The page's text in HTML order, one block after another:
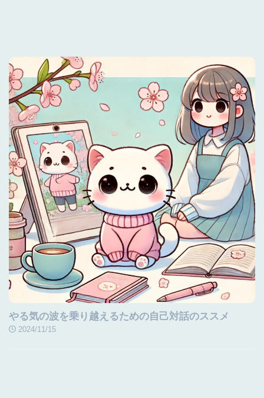
やる気の波を乗り越えるための自己対話のススメ
2024/11/15